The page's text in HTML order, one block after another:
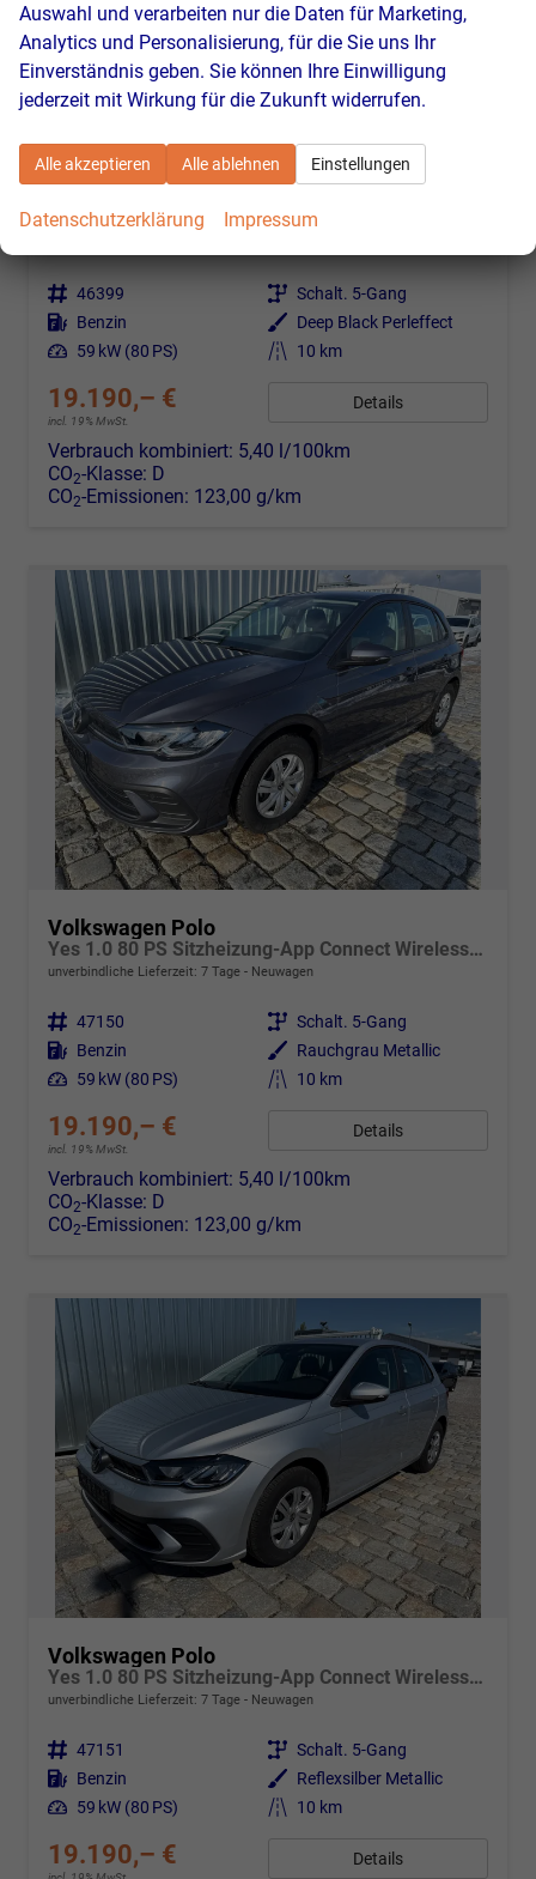
Fahrzeugnr. 46399 Getriebe Schalt. 5-Gang
Kraftstoff Benzin Außenfarbe
Deep Black Perleffect
Leistung 59 kW (80 PS) Kilometerstand 10 km
19.190,– €
incl. 19% MwSt.
Details
Verbrauch kombiniert: 5,40 l/100km
CO2-Klasse: D
CO2-Emissionen: 123,00 g/km
Volkswagen Polo
Yes 1.0 80 PS Sitzheizung-App Connect Wireless-Einparkhilfe-Klima-Sofort
unverbindliche Lieferzeit: 7 Tage Neuwagen
Fahrzeugnr. 47150 Getriebe Schalt. 5-Gang
Kraftstoff Benzin Außenfarbe
Rauchgrau Metallic
Leistung 59 kW (80 PS) Kilometerstand 10 km
19.190,– €
incl. 19% MwSt.
Details
Verbrauch kombiniert: 5,40 l/100km
CO2-Klasse: D
CO2-Emissionen: 123,00 g/km
Volkswagen Polo
Yes 1.0 80 PS Sitzheizung-App Connect Wireless-Einparkhilfe-Klima-Sofort
unverbindliche Lieferzeit: 7 Tage Neuwagen
Fahrzeugnr. 47151 Getriebe Schalt. 5-Gang
Kraftstoff Benzin Außenfarbe
Reflexsilber Metallic
Leistung 59 kW (80 PS) Kilometerstand 10 km
19.190,– € Details
Auswahl und verarbeiten nur die Daten für Marketing,
Analytics und Personalisierung, für die Sie uns Ihr
Einverständnis geben. Sie können Ihre Einwilligung
jederzeit mit Wirkung für die Zukunft widerrufen.
Alle akzeptieren Alle ablehnen Einstellungen
Datenschutzerklärung Impressum